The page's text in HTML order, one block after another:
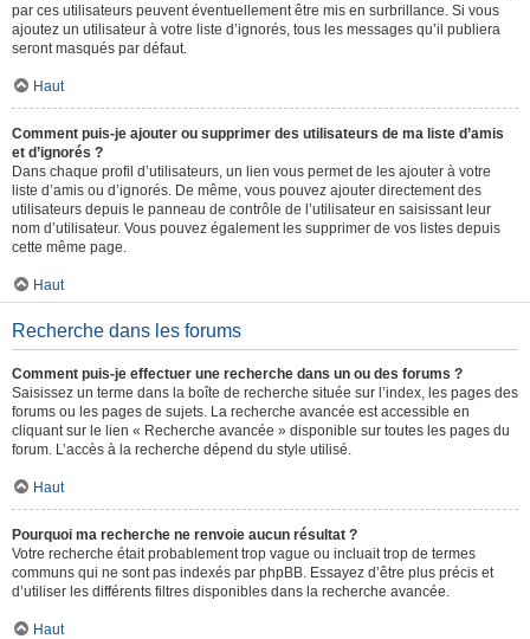
par ces utilisateurs peuvent éventuellement être mis en surbrillance. Si vous
ajoutez un utilisateur à votre liste d’ignorés, tous les messages qu’il publiera
seront masqués par défaut.
Haut
Comment puis-je ajouter ou supprimer des utilisateurs de ma liste d’amis
et d’ignorés ?
Dans chaque profil d’utilisateurs, un lien vous permet de les ajouter à votre
liste d’amis ou d’ignorés. De même, vous pouvez ajouter directement des
utilisateurs depuis le panneau de contrôle de l’utilisateur en saisissant leur
nom d’utilisateur. Vous pouvez également les supprimer de vos listes depuis
cette même page.
Haut
Recherche dans les forums
Comment puis-je effectuer une recherche dans un ou des forums ?
Saisissez un terme dans la boîte de recherche située sur l’index, les pages des
forums ou les pages de sujets. La recherche avancée est accessible en
cliquant sur le lien « Recherche avancée » disponible sur toutes les pages du
forum. L’accès à la recherche dépend du style utilisé.
Haut
Pourquoi ma recherche ne renvoie aucun résultat ?
Votre recherche était probablement trop vague ou incluait trop de termes
communs qui ne sont pas indexés par phpBB. Essayez d’être plus précis et
d’utiliser les différents filtres disponibles dans la recherche avancée.
Haut